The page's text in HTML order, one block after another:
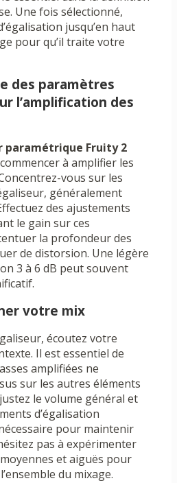
Une fois sélectionné,
jusqu’en haut
pour qu’il traite votre
des paramètres
l’amplification des
paramétrique Fruity 2
à amplifier les
vous sur les
généralement
des ajustements
le gain sur ces
la profondeur des
de distorsion. Une légère
3 à 6 dB peut souvent
votre mix
écoutez votre
Il est essentiel de
amplifiées ne
sur les autres éléments
le volume général et
d’égalisation
pour maintenir
pas à expérimenter
et aiguës pour
du mixage.